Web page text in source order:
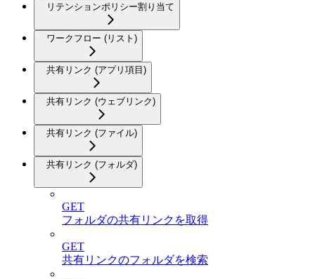
リテンションポリシー割り当て
ワークフロー (リスト)
共有リンク (アプリ項目)
共有リンク (ウェブリンク)
共有リンク (ファイル)
共有リンク (フォルダ)
GET
フォルダの共有リンクを取得
GET
共有リンクのフォルダを検索